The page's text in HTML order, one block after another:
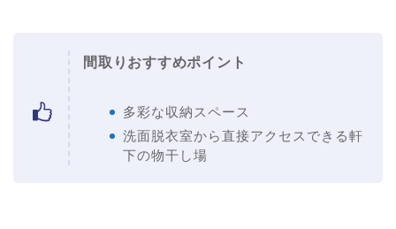
間取りおすすめポイント
多彩な収納スペース
洗面脱衣室から直接アクセスできる軒
下の物干し場